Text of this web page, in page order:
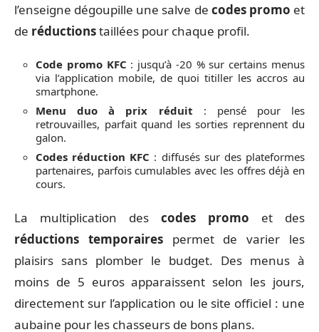
l’enseigne dégoupille une salve de codes promo et
de réductionstaillées pour chaque profil.
Code promo KFC : jusqu’à -20 % sur certains menus
via l’application mobile, de quoi titiller les accros au
smartphone.
Menu duo à prix réduit : pensé pour les
retrouvailles, parfait quand les sorties reprennent du
galon.
Codes réduction KFC : diffusés sur des plateformes
partenaires, parfois cumulables avec les offres déjà en
cours.
La multiplication des codes promo et des
réductions temporairespermet de varier les
plaisirs sans plomber le budget. Des menus à
moins de 5 euros apparaissent selon les jours,
directement sur l’application ou le site officiel : une
aubaine pour les chasseurs de bons plans.